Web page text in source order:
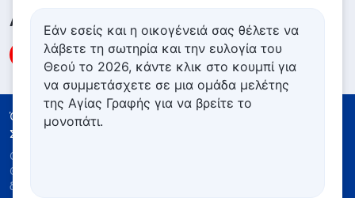
Ακολουθήστε μας
Όροι Χρήσης
Πολιτική απορρήτου
Συντελεστές
Copyright © 2026
Θεού
δικαιώματος.
Εάν εσείς και η οικογένειά σας θέλετε να
λάβετε τη σωτηρία και την ευλογία του
Θεού το 2026, κάντε κλικ στο κουμπί για
να συμμετάσχετε σε μια ομάδα μελέτης
της Αγίας Γραφής για να βρείτε το
μονοπάτι.